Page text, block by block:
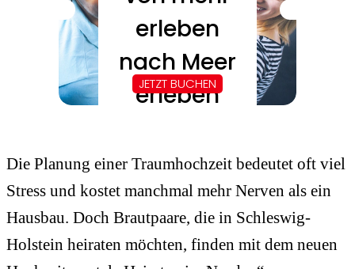
Die Planung einer Traumhochzeit bedeutet oft viel
Stress und kostet manchmal mehr Nerven als ein
Hausbau. Doch Brautpaare, die in Schleswig-
Holstein heiraten möchten, finden mit dem neuen